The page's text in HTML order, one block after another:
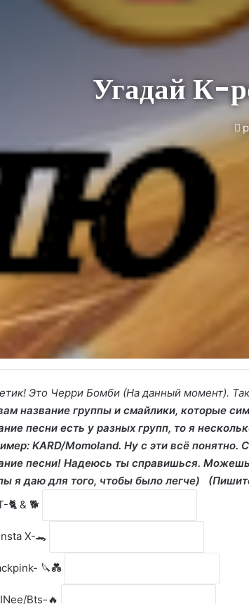
Угадай К-
Это Черри Бомби (На данный момент).
название группы и смайлики, которые
песни есть у разных групп, то я
KARD/Momoland. Ну с эти всё понятно.
песни! Надеюсь ты справишься.
я даю для того, чтобы было легче)
🐈 & 🐕
X-🐊
🔪💑
Bts-🔥